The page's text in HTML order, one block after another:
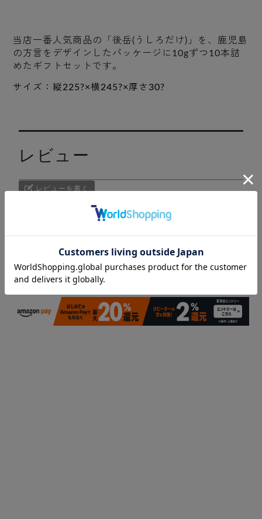
当店一番人気商品の「後岳(うしろだけ)」を、鹿児島
の方言をデザインしたパッケージに10gずつ10本詰
めたギフトセットです。
サイズ：縦225?×横245?×厚さ30?
レビュー
レビューを書く